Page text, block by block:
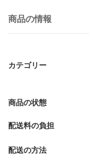
商品の情報
カテゴリー
商品の状態
配送料の負担
配送の方法